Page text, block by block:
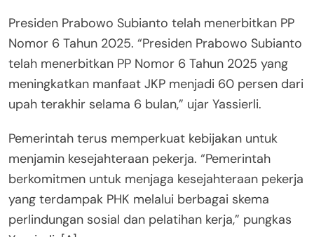
Presiden Prabowo Subianto telah menerbitkan PP
Nomor 6 Tahun 2025. “Presiden Prabowo Subianto
telah menerbitkan PP Nomor 6 Tahun 2025 yang
meningkatkan manfaat JKP menjadi 60 persen dari
upah terakhir selama 6 bulan,” ujar Yassierli.
Pemerintah terus memperkuat kebijakan untuk
menjamin kesejahteraan pekerja. “Pemerintah
berkomitmen untuk menjaga kesejahteraan pekerja
yang terdampak PHK melalui berbagai skema
perlindungan sosial dan pelatihan kerja,” pungkas